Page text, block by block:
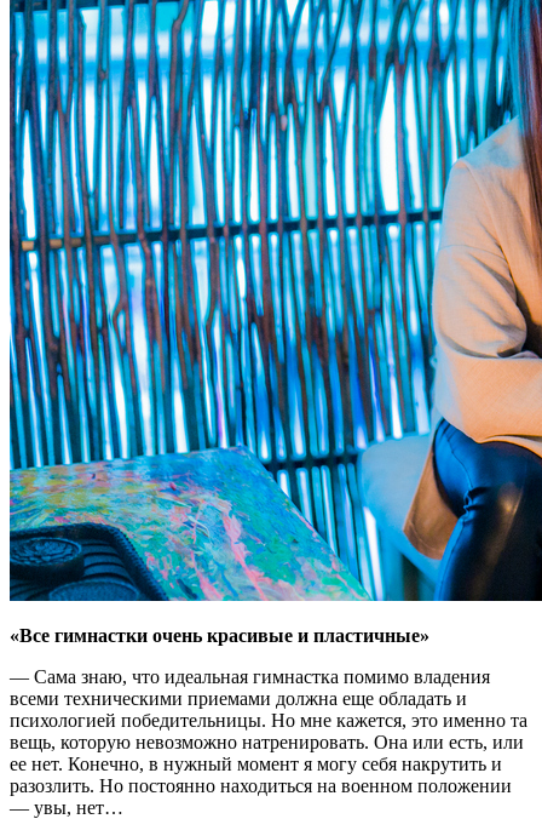
«Все гимнастки очень красивые и пластичные»
— Сама знаю, что идеальная гимнастка помимо владения
всеми техническими приемами должна еще обладать и
психологией победительницы. Но мне кажется, это именно та
вещь, которую невозможно натренировать. Она или есть, или
ее нет. Конечно, в нужный момент я могу себя накрутить и
разозлить. Но постоянно находиться на военном положении
— увы, нет…